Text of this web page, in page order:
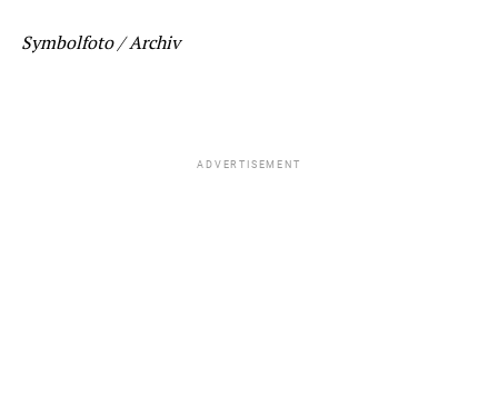
Symbolfoto / Archiv
ADVERTISEMENT